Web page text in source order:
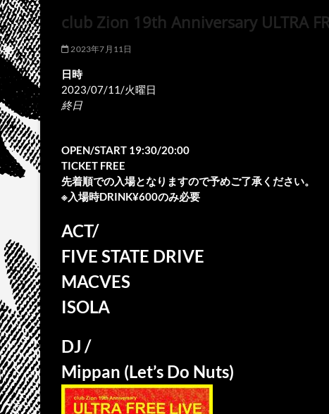
club Zion 19th Anniversary ULTRA
2023年7月11日
日時
2023/07/11/火曜日
終日
OPEN/START 19:30/20:00
TICKET FREE
先着順での入場となりますので予めご了承ください。
※入場時DRINK¥600のみ必要
ACT/
FIVE STATE DRIVE
MACVES
ISOLA
DJ /
Mippan (Let’s Do Nuts)